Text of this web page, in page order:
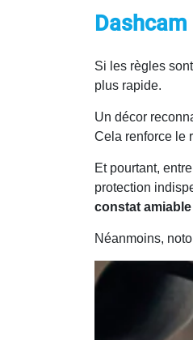
Si les règles
plus rapide.
Un décor
Cela renforce le
Et pourtant,
protection
constat amiable
Néanmoins,